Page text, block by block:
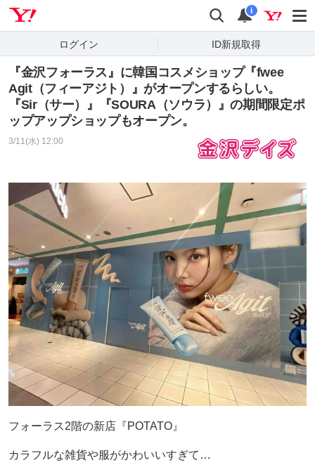
検索 通知
i
ログイン ID新規取得
『金沢フォーラス』に韓国コスメショップ『fwee
Agit（フィーアジト）』がオープンするらしい。
『Sir（サー）』『SOURA（ソウラ）』の期間限定ポ
ップアップショップもオープン。
3/11(水) 12:00
フォーラス2階の新店『POTATO』
カラフルな雑貨や服がかわいいすぎて…